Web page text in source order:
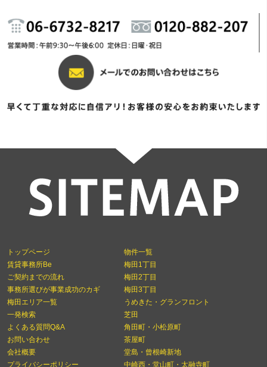
トップページ
賃貸事務所Be
ご契約までの流れ
事務所選びが事業成功のカギ
梅田エリア一覧
一発検索
よくある質問Q&A
お問い合わせ
会社概要
プライバシーポリシー
物件一覧
梅田1丁目
梅田2丁目
梅田3丁目
うめきた・グランフロント
芝田
角田町・小松原町
茶屋町
堂島・曾根崎新地
中崎西・堂山町・太融寺町